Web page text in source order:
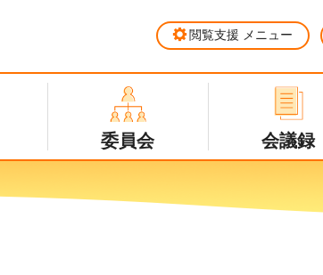
閲覧支援 メニュー
委員会 会議録